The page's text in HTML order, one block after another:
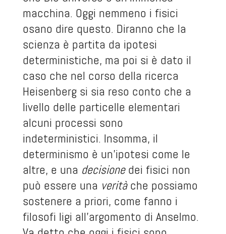
macchina. Oggi nemmeno i fisici
osano dire questo. Diranno che la
scienza è partita da ipotesi
deterministiche, ma poi si è dato il
caso che nel corso della ricerca
Heisenberg si sia reso conto che a
livello delle particelle elementari
alcuni processi sono
indeterministici. Insomma, il
determinismo è un’ipotesi come le
altre, e una decisionedei fisici non
può essere una veritàche possiamo
sostenere a priori, come fanno i
filosofi ligi all’argomento di Anselmo.